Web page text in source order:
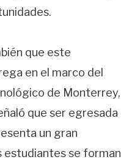
que este
en el marco del
de Monterrey,
que ser egresada
un gran
estudiantes se forman